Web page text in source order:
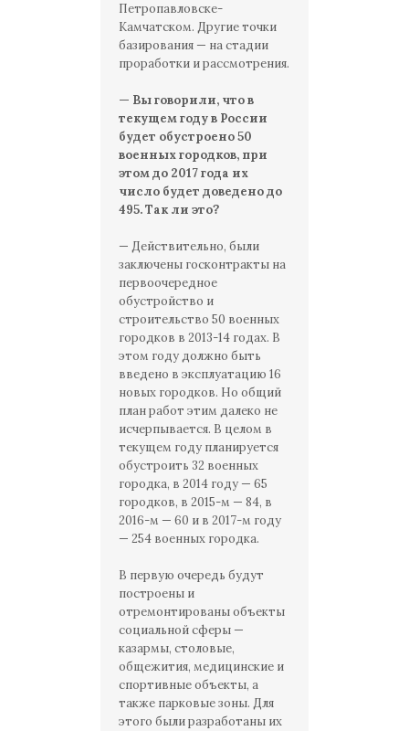
Петропавловске-
Камчатском. Другие точки
базирования — на стадии
проработки и рассмотрения.
— Вы говорили, что в
текущем году в России
будет обустроено 50
военных городков, при
этом до 2017 года их
число будет доведено до
495. Так ли это?
— Действительно, были
заключены госконтракты на
первоочередное
обустройство и
строительство 50 военных
городков в 2013-14 годах. В
этом году должно быть
введено в эксплуатацию 16
новых городков. Но общий
план работ этим далеко не
исчерпывается. В целом в
текущем году планируется
обустроить 32 военных
городка, в 2014 году — 65
городков, в 2015-м — 84, в
2016-м — 60 и в 2017-м году
— 254 военных городка.
В первую очередь будут
построены и
отремонтированы объекты
социальной сферы —
казармы, столовые,
общежития, медицинские и
спортивные объекты, а
также парковые зоны. Для
этого были разработаны их